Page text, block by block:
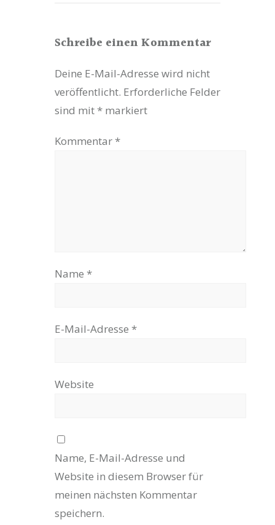
Schreibe einen Kommentar
Deine E-Mail-Adresse wird nicht
veröffentlicht. Erforderliche Felder
sind mit * markiert
Kommentar *
Name *
E-Mail-Adresse *
Website
Name, E-Mail-Adresse und
Website in diesem Browser für
meinen nächsten Kommentar
speichern.